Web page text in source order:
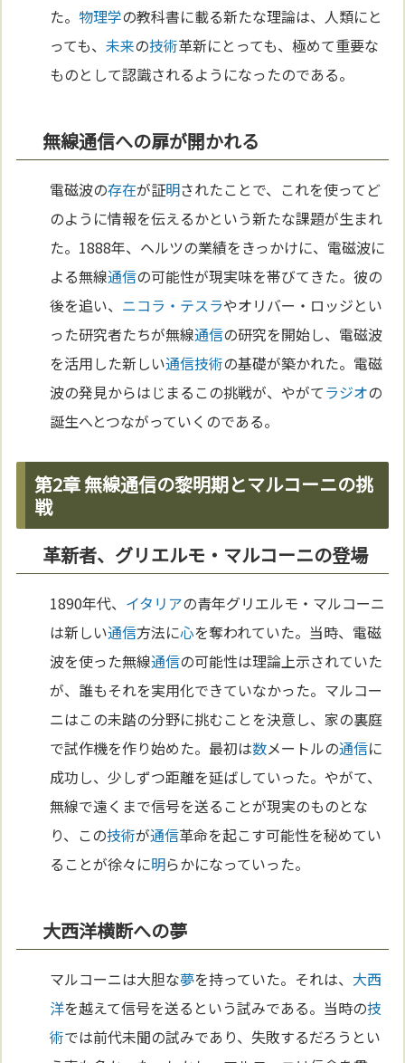
た。 物理学の教科書に載る新たな理論は、人類にと
っても、未来の技術革新にとっても、極めて重要な
ものとして認識されるようになったのである。
無線通信への扉が開かれる
電磁波の存在が証明されたことで、これを使ってど
のように情報を伝えるかという新たな課題が生まれ
た。1888年、ヘルツの業績をきっかけに、電磁波に
よる無線通信の可能性が現実味を帯びてきた。彼の
後を追い、 ニコラ・テスラやオリバー・ロッジとい
った研究者たちが無線通信の研究を開始し、電磁波
を活用した新しい通信技術の基礎が築かれた。電磁
波の発見からはじまるこの挑戦が、やがてラジオの
誕生へとつながっていくのである。
第2章 無線通信の黎明期とマルコーニの挑
戦
革新者、グリエルモ・マルコーニの登場
1890年代、 イタリアの青年グリエルモ・マルコーニ
は新しい通信方法に心を奪われていた。当時、電磁
波を使った無線通信の可能性は理論上示されていた
が、誰もそれを実用化できていなかった。マルコー
ニはこの未踏の分野に挑むことを決意し、家の裏庭
で試作機を作り始めた。最初は数メートルの通信に
成功し、少しずつ距離を延ばしていった。やがて、
無線で遠くまで信号を送ることが現実のものとな
り、この技術が通信革命を起こす可能性を秘めてい
ることが徐々に明らかになっていった。
大西洋横断への夢
マルコーニは大胆な夢を持っていた。それは、 大西
洋を越えて信号を送るという試みである。当時の技
術では前代未聞の試みであり、失敗するだろうとい